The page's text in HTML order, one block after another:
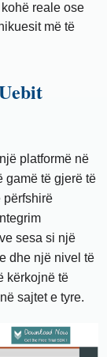
reale ose
më të
platformë në
gamë të gjerë të
përfshirë
sesa si një
dhe një nivel të
kërkojnë të
sajtet e tyre.